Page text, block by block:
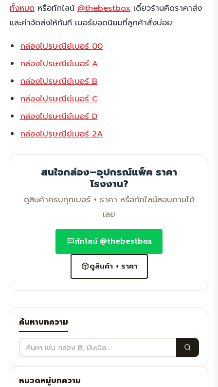
ทั้งหมด หรือทักไลน์ @thebestbox เดี๋ยวร้านคิดราคาส่ง
และค่าจัดส่งให้ทันที เบอร์ยอดนิยมที่ลูกค้าสั่งบ่อย:
กล่องไปรษณีย์เบอร์ 00
กล่องไปรษณีย์เบอร์ A
กล่องไปรษณีย์เบอร์ B
กล่องไปรษณีย์เบอร์ C
กล่องไปรษณีย์เบอร์ D
กล่องไปรษณีย์เบอร์ 2A
สนใจกล่อง–อุปกรณ์แพ็ค ราคา
โรงงาน?
ดูสินค้าครบทุกเบอร์ + ราคา หรือทักไลน์สอบถามได้
เลย
ทักไลน์ @thebestbox
ดูสินค้า + ราคา
ค้นหาบทความ
หมวดหมู่บทความ